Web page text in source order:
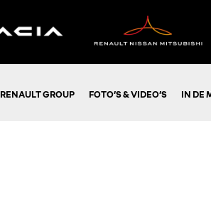
RENAULT GROUP FOTO’S & VIDEO’S IN DE